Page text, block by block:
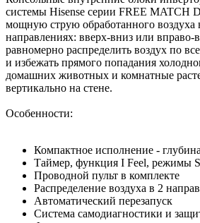
системы Hisense серии FREE MATCH
мощную струю обработанного воздуха
направлениях: вверх-вниз или вправо-
равномерно распределить воздух по
и избежать прямого попадания
домашних животных и комнатные
вертикально на стене.
Особенности:
Компактное исполнение -
Таймер, функция I Feel, режимы
Проводной пульт в комплекте
Распределение воздуха в 2
Автоматический перезапуск
Система самодиагностики и